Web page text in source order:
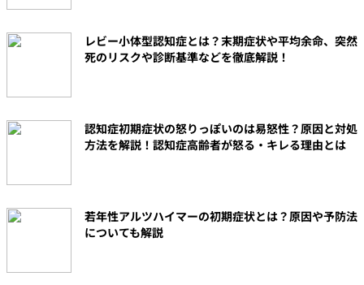
レビー小体型認知症とは？末期症状や平均余命、突然
死のリスクや診断基準などを徹底解説！
認知症初期症状の怒りっぽいのは易怒性？原因と対処
方法を解説！認知症高齢者が怒る・キレる理由とは
若年性アルツハイマーの初期症状とは？原因や予防法
についても解説